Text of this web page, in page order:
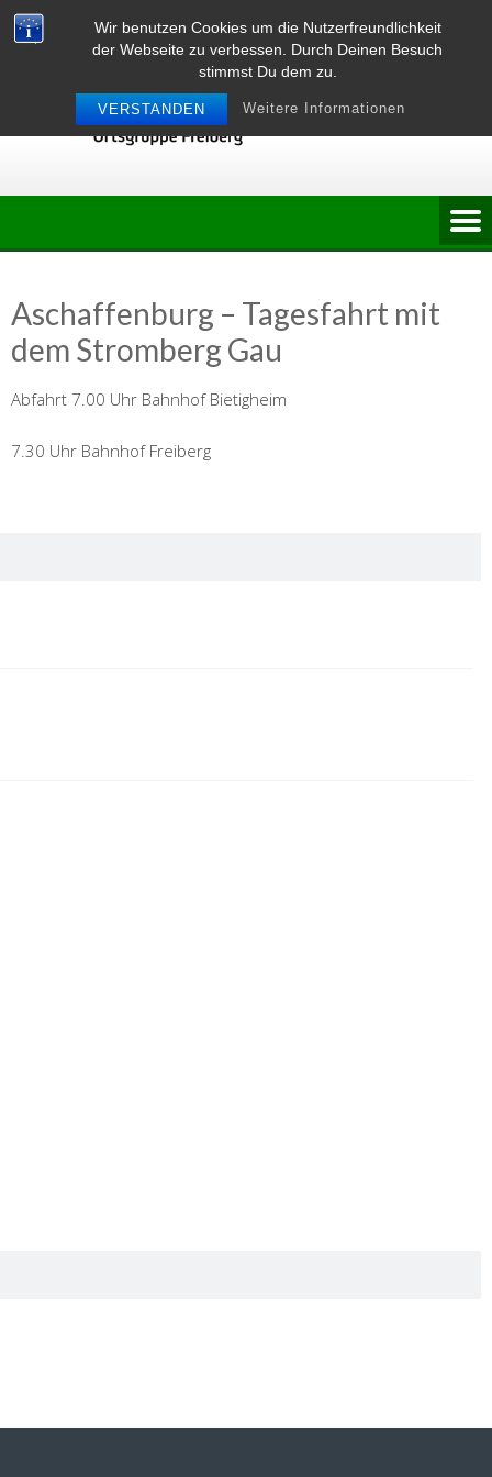
Wir benutzen Cookies um die Nutzerfreundlichkeit
der Webseite zu verbessen. Durch Deinen Besuch
stimmst Du dem zu.
VERSTANDEN Weitere Informationen
Skip
to
Aschaffenburg – Tagesfahrt mit
dem Stromberg Gau
Abfahrt 7.00 Uhr Bahnhof Bietigheim
7.30 Uhr Bahnhof Freiberg